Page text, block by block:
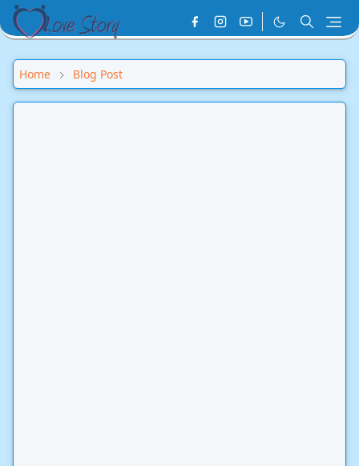
Home Blog Post